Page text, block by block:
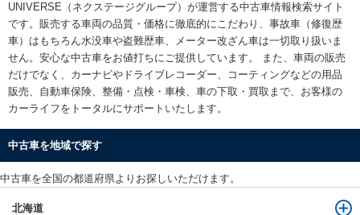
UNIVERSE（ネクステージグループ）が運営する中古車情報検索サイト
です。販売する車両の品質・価格に徹底的にこだわり、事故車（修復歴
車）はもちろん水没車や盗難歴車、メーター改ざん車は一切取り扱いま
せん。安心な中古車をお値打ちにご提供しています。 また、車両の販売
だけでなく、カーナビやドライブレコーダー、コーティングなどの用品
販売、自動車保険、整備・点検・車検、車の下取・買取まで、お客様の
カーライフをトータルにサポートいたします。
中古車を地域で探す
中古車を全国の都道府県よりお探しいただけます。
北海道